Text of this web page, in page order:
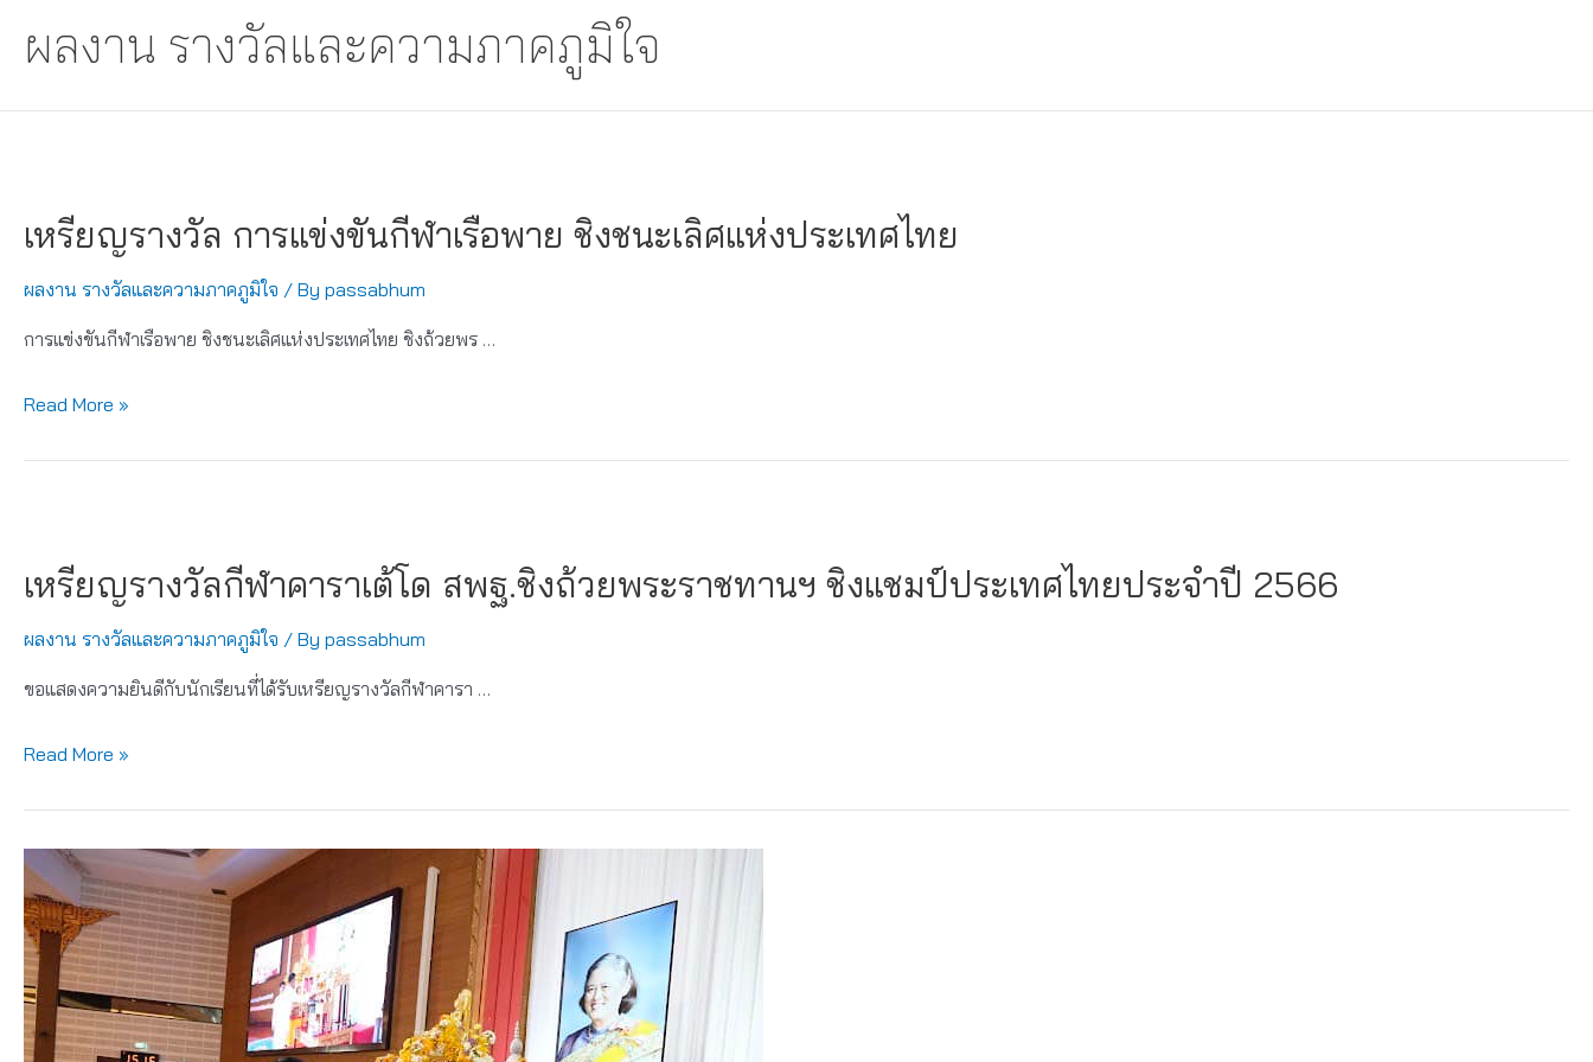
ผลงาน รางวัลและความภาคภูมิใจ
เหรียญรางวัล การแข่งขันกีฬาเรือพาย ชิงชนะเลิศแห่งประเทศไทย
ผลงาน รางวัลและความภาคภูมิใจ / By passabhum
การแข่งขันกีฬาเรือพาย ชิงชนะเลิศแห่งประเทศไทย ชิงถ้วยพร …
เหรียญ
เรือ
ชิง
แห่ง
Read More »
เหรียญรางวัลกีฬาคาราเต้โด สพฐ.ชิงถ้วยพระราชทานฯ ชิงแชมป์ประเทศไทยประจำปี 2566
ผลงาน รางวัลและความภาคภูมิใจ / By passabhum
ขอแสดงความยินดีกับนักเรียนที่ได้รับเหรียญรางวัลกีฬาคารา …
เหรียญ
คาราเต้
โด
สพฐ.ชิง
ถ้วย
พระ
ราช
Read More »